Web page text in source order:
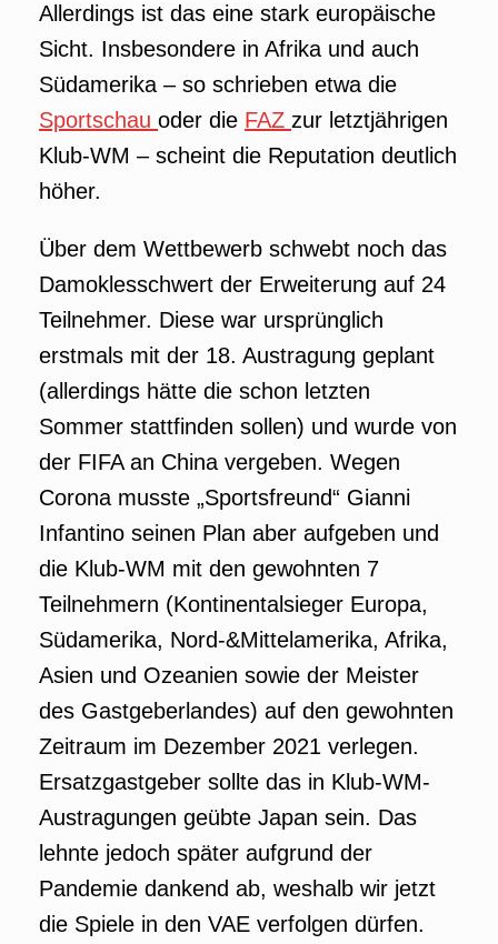
Allerdings ist das eine stark europäische
Sicht. Insbesondere in Afrika und auch
Südamerika – so schrieben etwa die
Sportschau oder die FAZ zur letztjährigen
Klub-WM – scheint die Reputation deutlich
höher.
Über dem Wettbewerb schwebt noch das
Damoklesschwert der Erweiterung auf 24
Teilnehmer. Diese war ursprünglich
erstmals mit der 18. Austragung geplant
(allerdings hätte die schon letzten
Sommer stattfinden sollen) und wurde von
der FIFA an China vergeben. Wegen
Corona musste „Sportsfreund“ Gianni
Infantino seinen Plan aber aufgeben und
die Klub-WM mit den gewohnten 7
Teilnehmern (Kontinentalsieger Europa,
Südamerika, Nord-&Mittelamerika, Afrika,
Asien und Ozeanien sowie der Meister
des Gastgeberlandes) auf den gewohnten
Zeitraum im Dezember 2021 verlegen.
Ersatzgastgeber sollte das in Klub-WM-
Austragungen geübte Japan sein. Das
lehnte jedoch später aufgrund der
Pandemie dankend ab, weshalb wir jetzt
die Spiele in den VAE verfolgen dürfen.